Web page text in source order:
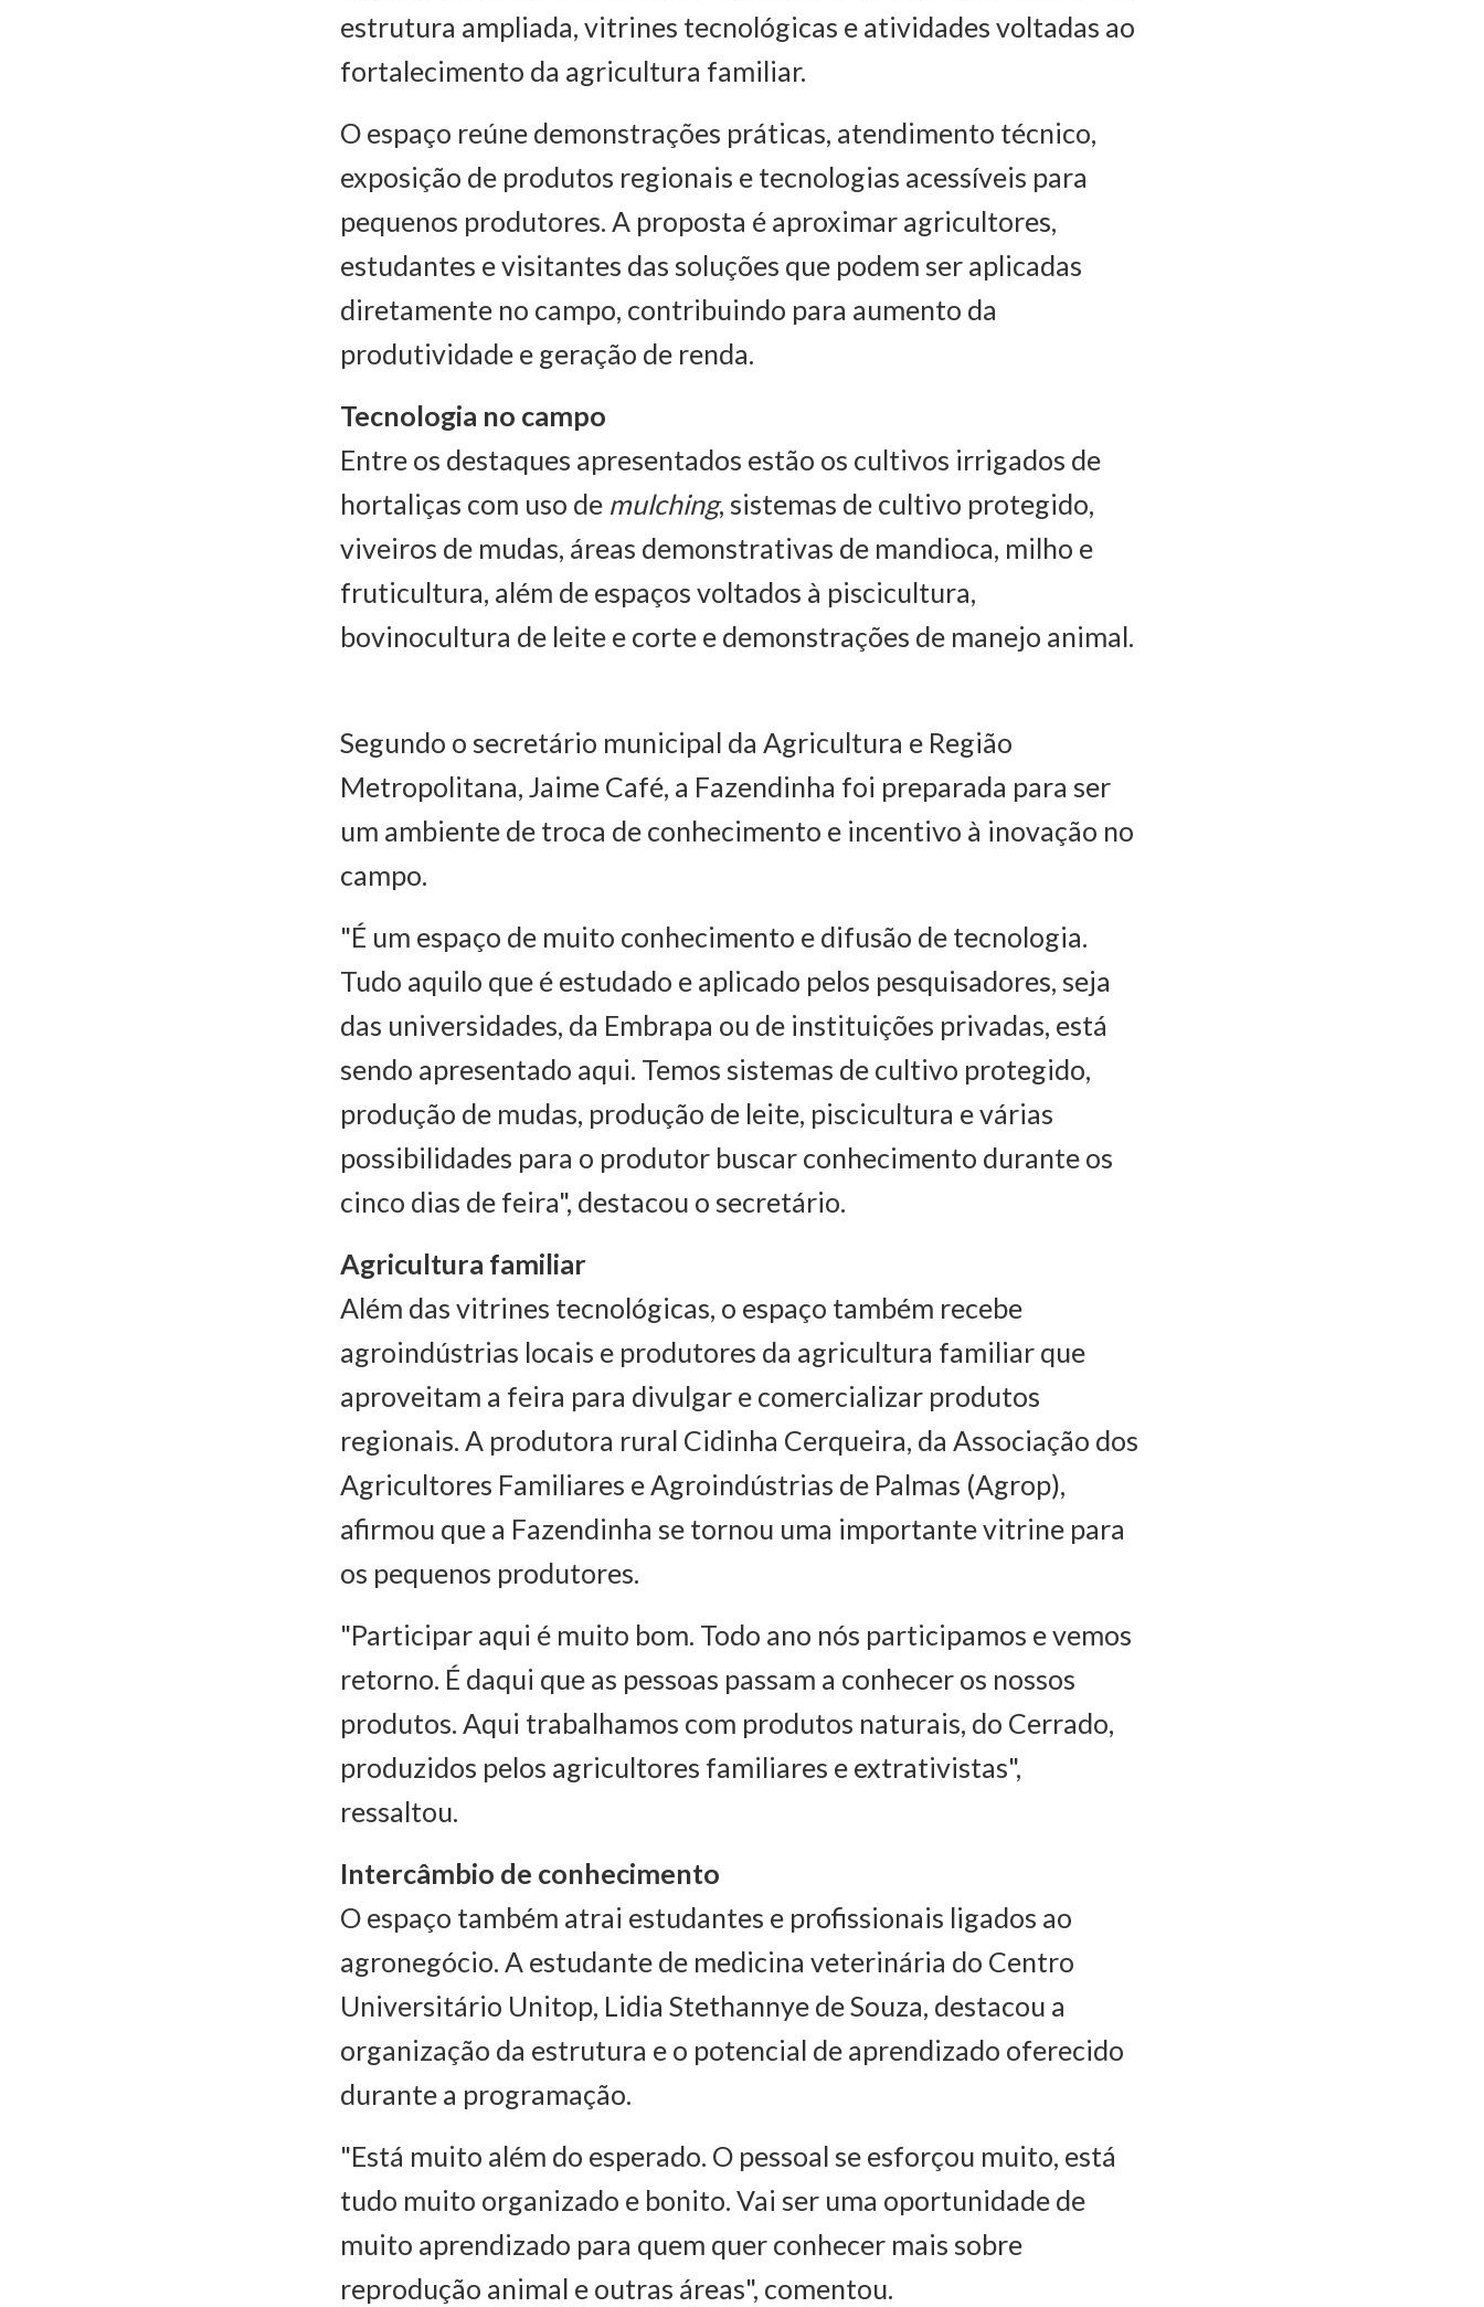
estrutura ampliada, vitrines tecnológicas e atividades voltadas ao
fortalecimento da agricultura familiar.
O espaço reúne demonstrações práticas, atendimento técnico,
exposição de produtos regionais e tecnologias acessíveis para
pequenos produtores. A proposta é aproximar agricultores,
estudantes e visitantes das soluções que podem ser aplicadas
diretamente no campo, contribuindo para aumento da
produtividade e geração de renda.
Tecnologia no campo
Entre os destaques apresentados estão os cultivos irrigados de
hortaliças com uso de mulching, sistemas de cultivo protegido,
viveiros de mudas, áreas demonstrativas de mandioca, milho e
fruticultura, além de espaços voltados à piscicultura,
bovinocultura de leite e corte e demonstrações de manejo animal.
Segundo o secretário municipal da Agricultura e Região
Metropolitana, Jaime Café, a Fazendinha foi preparada para ser
um ambiente de troca de conhecimento e incentivo à inovação no
campo.
"É um espaço de muito conhecimento e difusão de tecnologia.
Tudo aquilo que é estudado e aplicado pelos pesquisadores, seja
das universidades, da Embrapa ou de instituições privadas, está
sendo apresentado aqui. Temos sistemas de cultivo protegido,
produção de mudas, produção de leite, piscicultura e várias
possibilidades para o produtor buscar conhecimento durante os
cinco dias de feira", destacou o secretário.
Agricultura familiar
Além das vitrines tecnológicas, o espaço também recebe
agroindústrias locais e produtores da agricultura familiar que
aproveitam a feira para divulgar e comercializar produtos
regionais. A produtora rural Cidinha Cerqueira, da Associação dos
Agricultores Familiares e Agroindústrias de Palmas (Agrop),
afirmou que a Fazendinha se tornou uma importante vitrine para
os pequenos produtores.
"Participar aqui é muito bom. Todo ano nós participamos e vemos
retorno. É daqui que as pessoas passam a conhecer os nossos
produtos. Aqui trabalhamos com produtos naturais, do Cerrado,
produzidos pelos agricultores familiares e extrativistas",
ressaltou.
Intercâmbio de conhecimento
O espaço também atrai estudantes e profissionais ligados ao
agronegócio. A estudante de medicina veterinária do Centro
Universitário Unitop, Lidia Stethannye de Souza, destacou a
organização da estrutura e o potencial de aprendizado oferecido
durante a programação.
"Está muito além do esperado. O pessoal se esforçou muito, está
tudo muito organizado e bonito. Vai ser uma oportunidade de
muito aprendizado para quem quer conhecer mais sobre
reprodução animal e outras áreas", comentou.